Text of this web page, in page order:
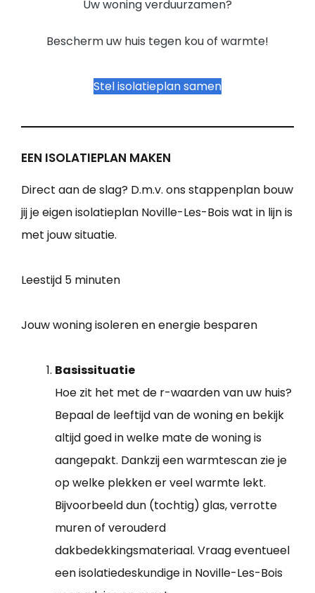
Uw woning verduurzamen?
Bescherm uw huis tegen kou of warmte!
Stel isolatieplan samen
EEN ISOLATIEPLAN MAKEN
Direct aan de slag? D.m.v. ons stappenplan bouw
jij je eigen isolatieplan Noville-Les-Bois wat in lijn is
met jouw situatie.
Leestijd 5 minuten
Jouw woning isoleren en energie besparen
Basissituatie
Hoe zit het met de r-waarden van uw huis?
Bepaal de leeftijd van de woning en bekijk
altijd goed in welke mate de woning is
aangepakt. Dankzij een warmtescan zie je
op welke plekken er veel warmte lekt.
Bijvoorbeeld dun (tochtig) glas, verrotte
muren of verouderd
dakbedekkingsmateriaal. Vraag eventueel
een isolatiedeskundige in Noville-Les-Bois